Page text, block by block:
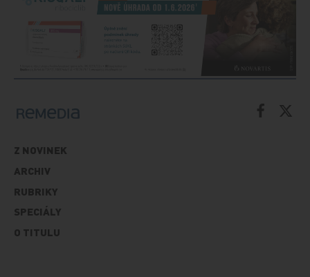
Z NOVINEK
ARCHIV
RUBRIKY
SPECIÁLY
O TITULU